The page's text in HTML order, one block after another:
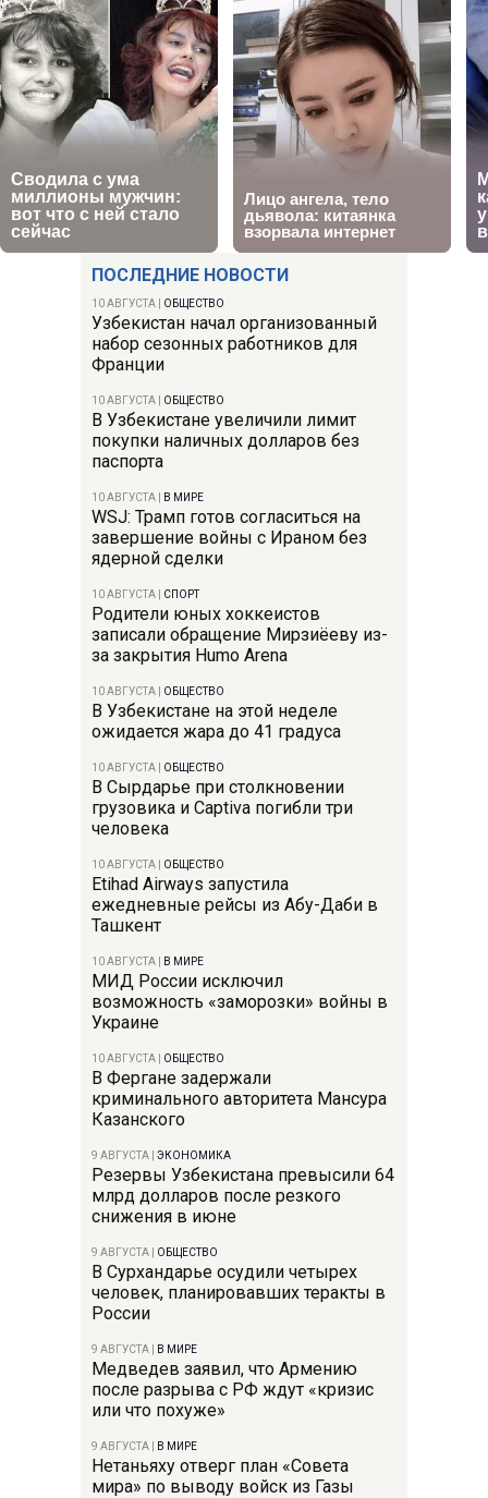
ПОСЛЕДНИЕ НОВОСТИ
10 АВГУСТА ОБЩЕСТВО
Узбекистан начал организованный
набор сезонных работников для
Франции
10 АВГУСТА ОБЩЕСТВО
В Узбекистане увеличили лимит
покупки наличных долларов без
паспорта
10 АВГУСТА В МИРЕ
WSJ: Трамп готов согласиться на
завершение войны с Ираном без
ядерной сделки
10 АВГУСТА СПОРТ
Родители юных хоккеистов
записали обращение Мирзиёеву из-
за закрытия Humo Arena
10 АВГУСТА ОБЩЕСТВО
В Узбекистане на этой неделе
ожидается жара до 41 градуса
10 АВГУСТА ОБЩЕСТВО
В Сырдарье при столкновении
грузовика и Captiva погибли три
человека
10 АВГУСТА ОБЩЕСТВО
Etihad Airways запустила
ежедневные рейсы из Абу-Даби в
Ташкент
10 АВГУСТА В МИРЕ
МИД России исключил
возможность «заморозки» войны в
Украине
10 АВГУСТА ОБЩЕСТВО
В Фергане задержали
криминального авторитета Мансура
Казанского
9 АВГУСТА ЭКОНОМИКА
Резервы Узбекистана превысили 64
млрд долларов после резкого
снижения в июне
9 АВГУСТА ОБЩЕСТВО
В Сурхандарье осудили четырех
человек, планировавших теракты в
России
9 АВГУСТА В МИРЕ
Медведев заявил, что Армению
после разрыва с РФ ждут «кризис
или что похуже»
9 АВГУСТА В МИРЕ
Нетаньяху отверг план «Совета
мира» по выводу войск из Газы